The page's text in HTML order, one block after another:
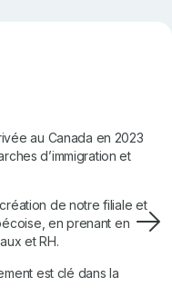
au Canada en 2023
d’immigration et
de notre filiale et
en prenant en
et RH.
est clé dans la